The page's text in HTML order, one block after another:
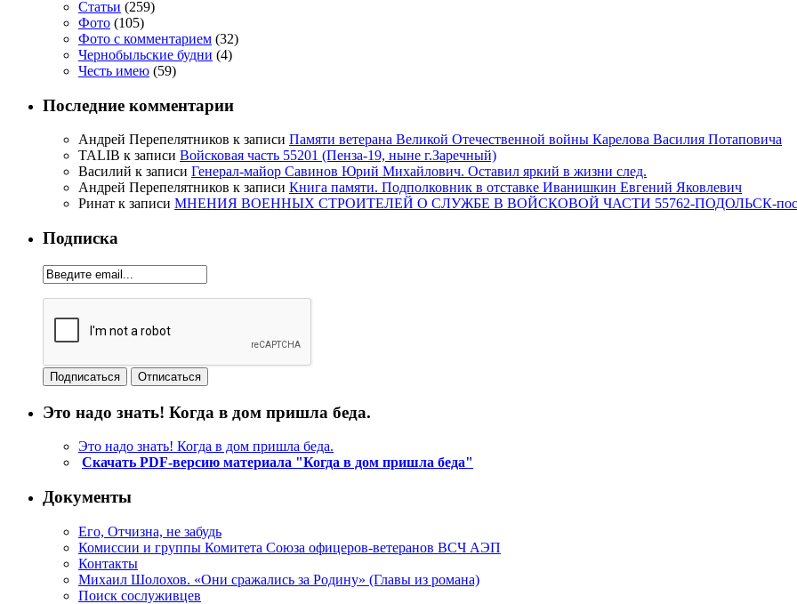
Статьи (259)
Фото (105)
Фото с комментарием (32)
Чернобыльские будни (4)
Честь имею (59)
Последние комментарии
Андрей Перепелятников к записи Памяти ветерана Великой Отечественной войны Карелова Василия Потаповича
TALIB к записи Войсковая часть 55201 (Пенза-19, ныне г.Заречный)
Василий к записи Генерал-майор Савинов Юрий Михайлович. Оставил яркий в жизни след.
Андрей Перепелятников к записи Книга памяти. Подполковник в отставке Иванишкин Евгений Яковлевич
Ринат к записи МНЕНИЯ ВОЕННЫХ СТРОИТЕЛЕЙ О СЛУЖБЕ В ВОЙСКОВОЙ ЧАСТИ 55762-ПОДОЛЬСК-
Подписка
Это надо знать! Когда в дом пришла беда.
Это надо знать! Когда в дом пришла беда.
Скачать PDF-версию материала "Когда в дом пришла беда"
Документы
Его, Отчизна, не забудь
Комиссии и группы Комитета Союза офицеров-ветеранов ВСЧ АЭП
Контакты
Михаил Шолохов. «Они сражались за Родину» (Главы из романа)
Поиск сослуживцев